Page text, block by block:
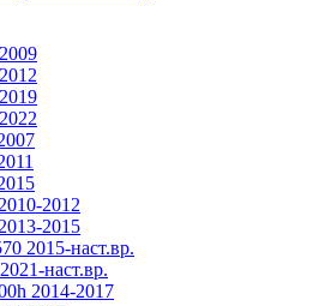
2012
2015
2015-наст.вр.
наст.вр.
2014-2017